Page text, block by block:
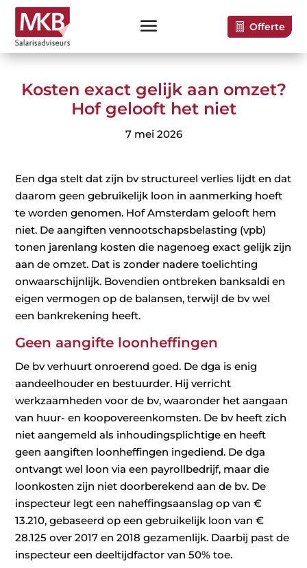
Offerte
Kosten exact gelijk aan omzet?
Hof gelooft het niet
7 mei 2026
Een dga stelt dat zijn bv structureel verlies lijdt en dat
daarom geen gebruikelijk loon in aanmerking hoeft
te worden genomen. Hof Amsterdam gelooft hem
niet. De aangiften vennootschapsbelasting (vpb)
tonen jarenlang kosten die nagenoeg exact gelijk zijn
aan de omzet. Dat is zonder nadere toelichting
onwaarschijnlijk. Bovendien ontbreken banksaldi en
eigen vermogen op de balansen, terwijl de bv wel
een bankrekening heeft.
Geen aangifte loonheffingen
De bv verhuurt onroerend goed. De dga is enig
aandeelhouder en bestuurder. Hij verricht
werkzaamheden voor de bv, waaronder het aangaan
van huur- en koopovereenkomsten. De bv heeft zich
niet aangemeld als inhoudingsplichtige en heeft
geen aangiften loonheffingen ingediend. De dga
ontvangt wel loon via een payrollbedrijf, maar die
loonkosten zijn niet doorberekend aan de bv. De
inspecteur legt een naheffingsaanslag op van €
13.210, gebaseerd op een gebruikelijk loon van €
28.125 over 2017 en 2018 gezamenlijk. Daarbij past de
inspecteur een deeltijdfactor van 50% toe.